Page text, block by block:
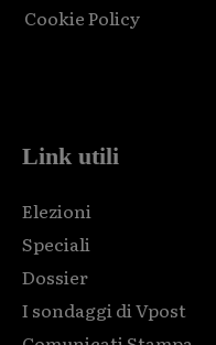
Cookie Policy
Link utili
Elezioni
Speciali
Dossier
I sondaggi di Vpost